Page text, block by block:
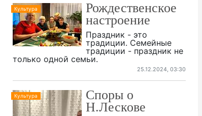
Культура
Рождественское
настроение
Праздник - это
традиции. Семейные
традиции - праздник не
только одной семьи.
25.12.2024, 03:30
Культура
Споры о
Н.Лескове